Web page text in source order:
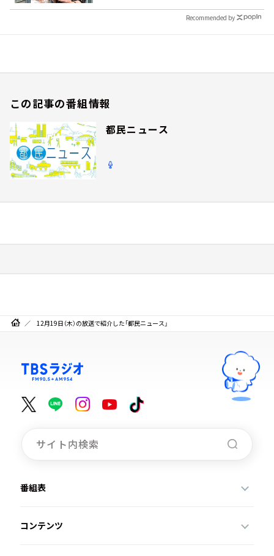
Recommended by
この記事の番組情報
都民ニュース
12月19日（木）の放送で紹介した「都民ニュース」
番組表
コンテンツ